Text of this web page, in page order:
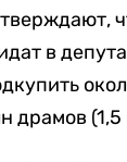
в
драмов